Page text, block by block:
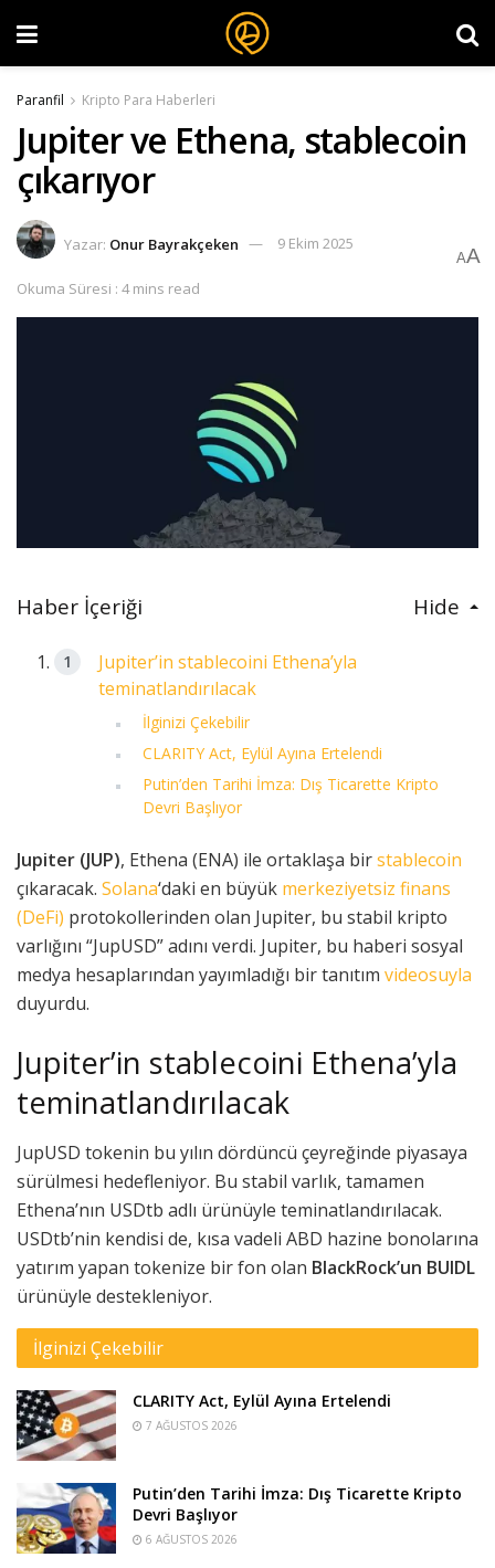
Paranfil Kripto Para Haberleri
Jupiter ve Ethena, stablecoin
çıkarıyor
Yazar: Onur Bayrakçeken 9 Ekim 2025
Okuma Süresi : 4 mins read
AA
Haber İçeriği Hide
Jupiter’in stablecoini Ethena’yla
teminatlandırılacak
İlginizi Çekebilir
CLARITY Act, Eylül Ayına Ertelendi
Putin’den Tarihi İmza: Dış Ticarette Kripto
Devri Başlıyor
Jupiter (JUP), Ethena (ENA) ile ortaklaşa birstablecoin
çıkaracak. Solana‘daki en büyük merkeziyetsiz finans
(DeFi) protokollerinden olan Jupiter, bu stabil kripto
varlığını “JupUSD” adını verdi. Jupiter, bu haberi sosyal
medya hesaplarından yayımladığı bir tanıtım videosuyla
duyurdu.
Jupiter’in stablecoini Ethena’yla
teminatlandırılacak
JupUSD tokenin bu yılın dördüncü çeyreğinde piyasaya
sürülmesi hedefleniyor. Bu stabil varlık, tamamen
Ethena’nın USDtb adlı ürünüyle teminatlandırılacak.
USDtb’nin kendisi de, kısa vadeli ABD hazine bonolarına
yatırım yapan tokenize bir fon olan BlackRock’un BUIDL
ürünüyle destekleniyor.
İlginizi Çekebilir
CLARITY Act, Eylül Ayına Ertelendi
7 AĞUSTOS 2026
Putin’den Tarihi İmza: Dış Ticarette Kripto
Devri Başlıyor
6 AĞUSTOS 2026